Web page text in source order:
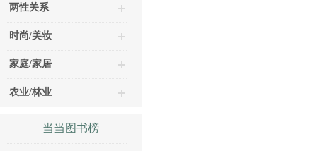
两性关系
时尚/美妆
家庭/家居
农业/林业
当当图书榜